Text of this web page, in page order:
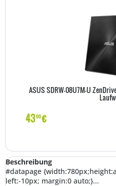
ASUS SDRW-08U7M-U
4300€
Beschreibung
#datapage
left:-10px; margin:0 auto;}...